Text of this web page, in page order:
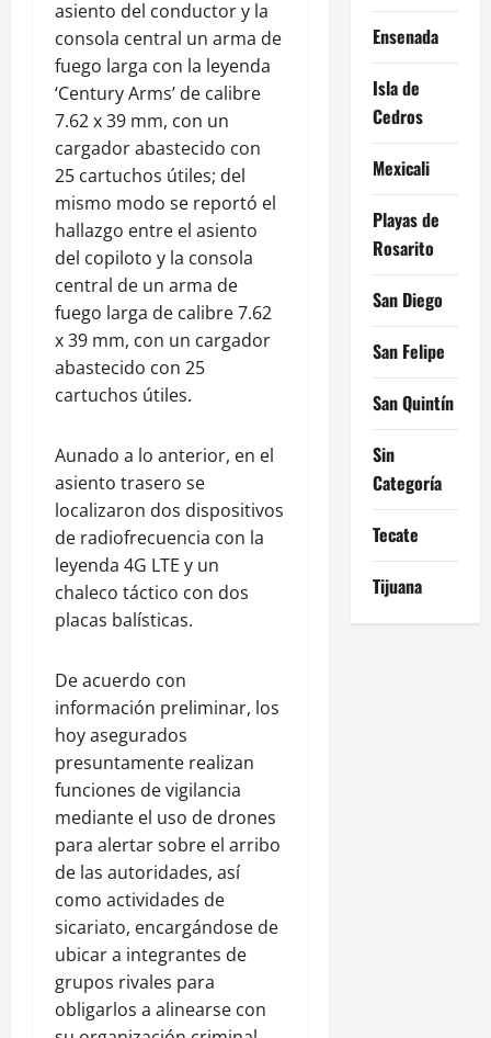
asiento del conductor y la
consola central un arma de
fuego larga con la leyenda
‘Century Arms’ de calibre
7.62 x 39 mm, con un
cargador abastecido con
25 cartuchos útiles; del
mismo modo se reportó el
hallazgo entre el asiento
del copiloto y la consola
central de un arma de
fuego larga de calibre 7.62
x 39 mm, con un cargador
abastecido con 25
cartuchos útiles.
Aunado a lo anterior, en el
asiento trasero se
localizaron dos dispositivos
de radiofrecuencia con la
leyenda 4G LTE y un
chaleco táctico con dos
placas balísticas.
De acuerdo con
información preliminar, los
hoy asegurados
presuntamente realizan
funciones de vigilancia
mediante el uso de drones
para alertar sobre el arribo
de las autoridades, así
como actividades de
sicariato, encargándose de
ubicar a integrantes de
grupos rivales para
obligarlos a alinearse con
Ensenada
Isla de
Cedros
Mexicali
Playas de
Rosarito
San Diego
San Felipe
San Quintín
Sin
Categoría
Tecate
Tijuana